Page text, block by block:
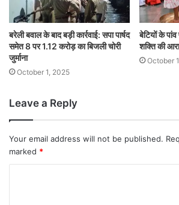
बरेली बवाल के बाद बड़ी कार्रवाई: सपा पार्षद
समेत 8 पर 1.12 करोड़ का बिजली चोरी
जुर्माना
October 1, 2025
बेटियों के पांव
शक्ति की
October
Leave a Reply
Your email address will not be published.
marked *